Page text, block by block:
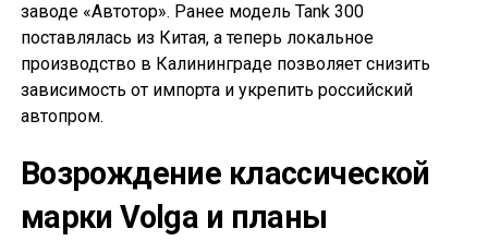
заводе «Автотор». Ранее модель Tank 300
поставлялась из Китая, а теперь локальное
производство в Калининграде позволяет снизить
зависимость от импорта и укрепить российский
автопром.
Возрождение классической
марки Volga и планы